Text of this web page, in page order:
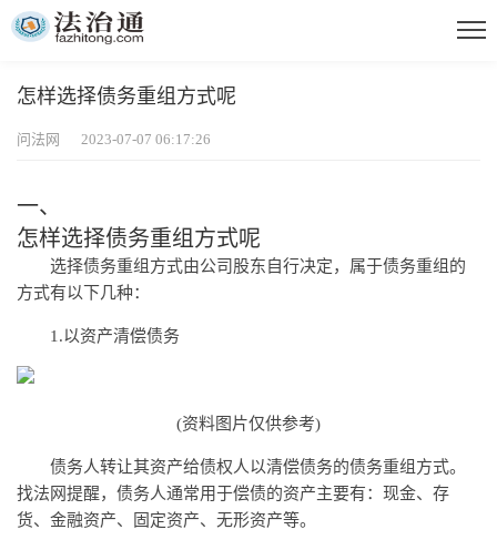
怎样选择债务重组方式呢
问法网 2023-07-07 06:17:26
一、
怎样选择债务重组方式呢
选择债务重组方式由公司股东自行决定，属于债务重组的
方式有以下几种：
1.以资产清偿债务
(资料图片仅供参考)
债务人转让其资产给债权人以清偿债务的债务重组方式。
找法网提醒，债务人通常用于偿债的资产主要有：现金、存
货、金融资产、固定资产、无形资产等。